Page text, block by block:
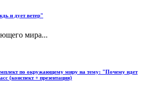
и дует ветер"
мира...
по окружающему миру на тему: "Почему идет
(конспект + презентация)